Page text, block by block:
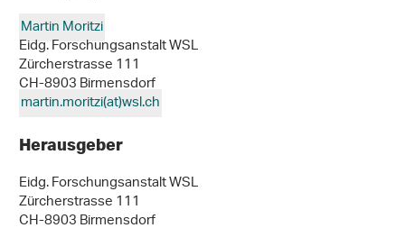
Martin Moritzi
Eidg. Forschungsanstalt WSL
Zürcherstrasse 111
CH-8903 Birmensdorf
martin.moritzi(at)wsl.ch
Herausgeber
Eidg. Forschungsanstalt WSL
Zürcherstrasse 111
CH-8903 Birmensdorf